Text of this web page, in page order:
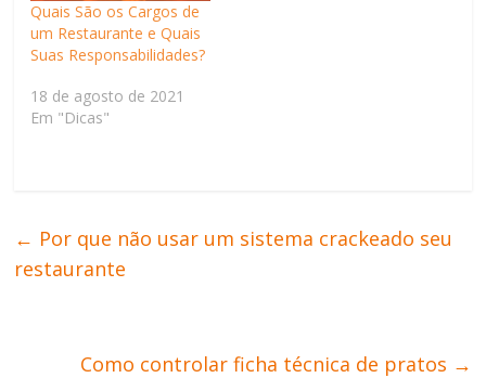
Quais São os Cargos de
um Restaurante e Quais
Suas Responsabilidades?
18 de agosto de 2021
Em "Dicas"
← Por que não usar um sistema crackeado seu
restaurante
Como controlar ficha técnica de pratos →